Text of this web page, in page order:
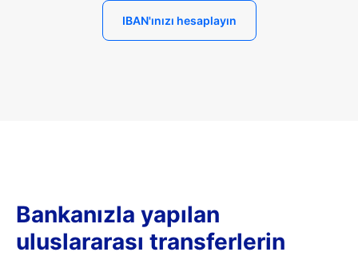
IBAN'ınızı hesaplayın
Bankanızla yapılan
uluslararası transferlerin